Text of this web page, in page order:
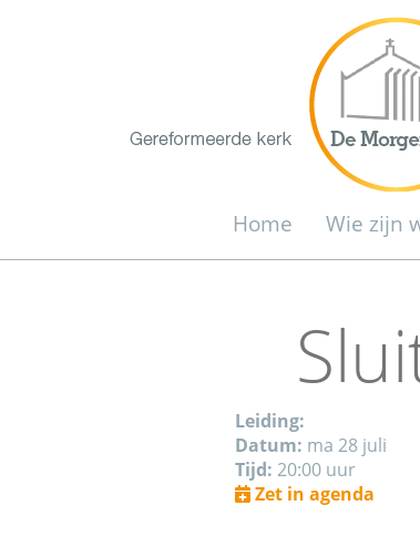
Home Wie zijn
Leiding:
Datum: ma 28 juli
Tijd: 20:00 uur
Zet in agenda